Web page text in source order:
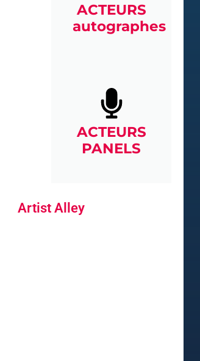
ACTEURS
autographes
ACTEURS
PANELS
Artist Alley